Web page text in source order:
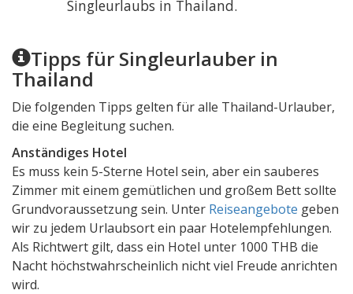
Singleurlaubs in Thailand.
Tipps für Singleurlauber in
Thailand
Die folgenden Tipps gelten für alle Thailand-Urlauber,
die eine Begleitung suchen.
Anständiges Hotel
Es muss kein 5-Sterne Hotel sein, aber ein sauberes
Zimmer mit einem gemütlichen und großem Bett sollte
Grundvoraussetzung sein. Unter Reiseangebote geben
wir zu jedem Urlaubsort ein paar Hotelempfehlungen.
Als Richtwert gilt, dass ein Hotel unter 1000 THB die
Nacht höchstwahrscheinlich nicht viel Freude anrichten
wird.